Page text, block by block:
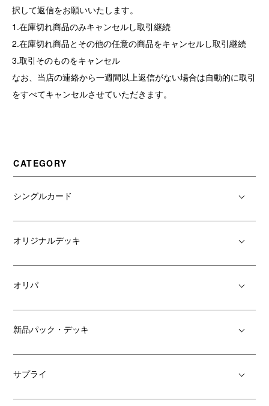
択して返信をお願いいたします。
1.在庫切れ商品のみキャンセルし取引継続
2.在庫切れ商品とその他の任意の商品をキャンセルし取引継続
3.取引そのものをキャンセル
なお、当店の連絡から一週間以上返信がない場合は自動的に取引
をすべてキャンセルさせていただきます。
CATEGORY
シングルカード
オリジナルデッキ
オリパ
新品パック・デッキ
サプライ